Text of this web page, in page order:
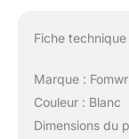
Fiche technique
Marque :
Couleur : Blanc
Dimensions du